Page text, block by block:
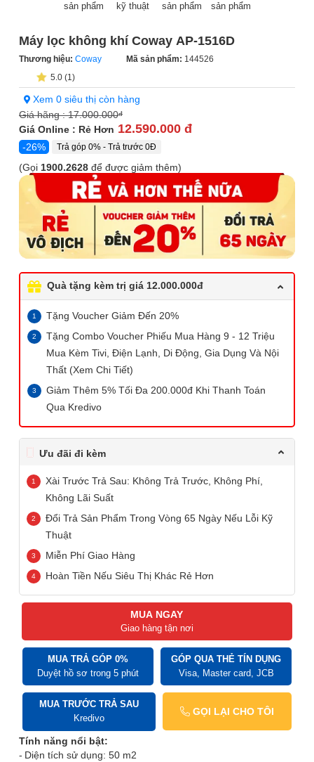
sản phẩm
kỹ thuật
sản phẩm
sản phẩm
Máy lọc không khí Coway AP-1516D
Thương hiệu: Coway Mã sản phẩm: 144526
5.0 (1)
Xem 0 siêu thị còn hàng
Giá hãng :17.000.000đ
Giá Online : Rẻ Hơn 12.590.000 đ
-26% Trả góp 0% - Trả trước 0Đ
(Gọi 1900.2628 để được giảm thêm)
Quà tặng kèm trị giá 12.000.000đ
Tặng Voucher Giảm Đến 20%
Tặng Combo Voucher Phiếu Mua Hàng 9 - 12 Triệu
Mua Kèm Tivi, Điện Lạnh, Di Động, Gia Dụng Và Nội
Thất (Xem Chi Tiết)
Giảm Thêm 5% Tối Đa 200.000đ Khi Thanh Toán
Qua Kredivo
Ưu đãi đi kèm
Xài Trước Trả Sau: Không Trả Trước, Không Phí,
Không Lãi Suất
Đổi Trả Sản Phẩm Trong Vòng 65 Ngày Nếu Lỗi Kỹ
Thuật
Miễn Phí Giao Hàng
Hoàn Tiền Nếu Siêu Thị Khác Rẻ Hơn
MUA NGAY
Giao hàng tận nơi
MUA TRẢ GÓP 0%
Duyệt hồ sơ trong 5 phút
GÓP QUA THẺ TÍN DỤNG
Visa, Master card, JCB
MUA TRƯỚC TRẢ SAU
Kredivo
GỌI LẠI CHO TÔI
Tính năng nổi bật:
Diện tích sử dụng: 50 m2